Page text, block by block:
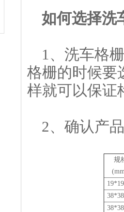
如何选择洗
1、洗车格
格栅的时候要
样就可以保证
2、确认产
规